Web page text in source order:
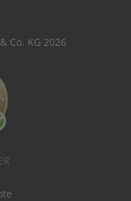
Co. KG 2026